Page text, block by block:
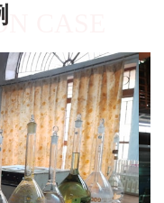
CASE